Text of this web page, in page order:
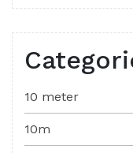
10 meter
10m